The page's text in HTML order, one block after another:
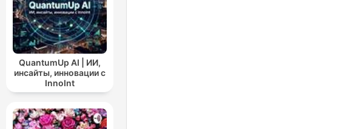
QuantumUp AI | ИИ,
инсайты, инновации с
InnoInt